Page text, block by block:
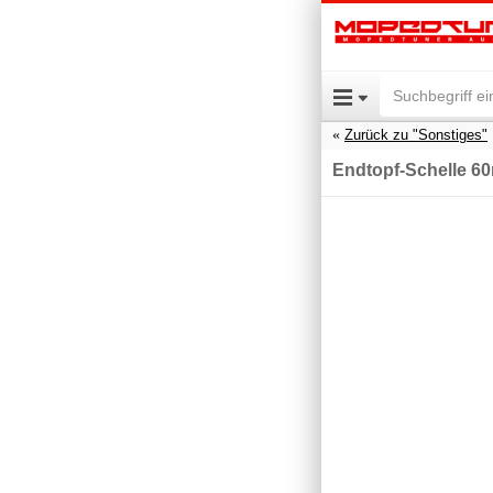
Zurück zu "Sonstiges"
Endtopf-Schelle